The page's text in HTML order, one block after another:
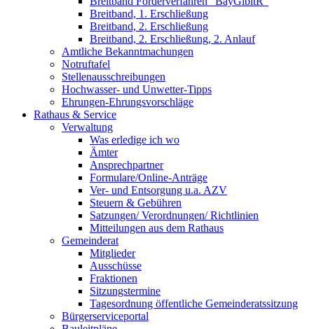
Breitband, 1. Erschließung
Breitband, 2. Erschließung
Breitband, 2. Erschließung, 2. Anlauf
Amtliche Bekanntmachungen
Notruftafel
Stellenausschreibungen
Hochwasser- und Unwetter-Tipps
Ehrungen-Ehrungsvorschläge
Rathaus & Service
Verwaltung
Was erledige ich wo
Ämter
Ansprechpartner
Formulare/Online-Anträge
Ver- und Entsorgung u.a. AZV
Steuern & Gebühren
Satzungen/ Verordnungen/ Richtlinien
Mitteilungen aus dem Rathaus
Gemeinderat
Mitglieder
Ausschüsse
Fraktionen
Sitzungstermine
Tagesordnung öffentliche Gemeinderatssitzung
Bürgerserviceportal